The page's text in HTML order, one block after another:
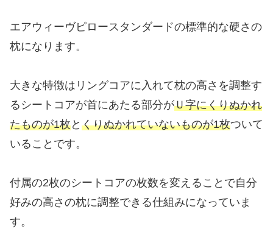
エアウィーヴピロースタンダードの標準的な硬さの
枕になります。
大きな特徴はリングコアに入れて枕の高さを調整す
るシートコアが首にあたる部分がＵ字にくりぬかれ
たものが1枚と くりぬかれていないものが1枚ついて
いることです。
付属の2枚のシートコアの枚数を変えることで自分
好みの高さの枕に調整できる仕組みになっていま
す。